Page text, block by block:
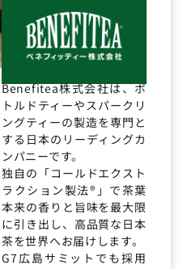
Benefitea株式会社は、ボ
トルドティーやスパークリ
ングティーの製造を専門と
する日本のリーディングカ
ンパニーです。
独自の「コールドエクスト
ラクション製法®」で茶葉
本来の香りと旨味を最大限
に引き出し、高品質な日本
茶を世界へお届けします。
G7広島サミットでも採用